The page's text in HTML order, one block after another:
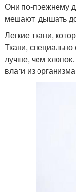
Они по-прежнему
мешают дышать
Легкие ткани,
Ткани,
лучше, чем
влаги из организма.